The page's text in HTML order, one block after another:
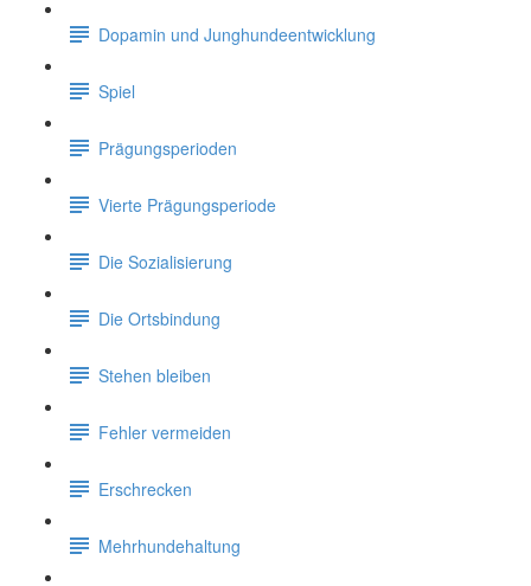
Dopamin und Junghundeentwicklung
Spiel
Prägungsperioden
Vierte Prägungsperiode
Die Sozialisierung
Die Ortsbindung
Stehen bleiben
Fehler vermeiden
Erschrecken
Mehrhundehaltung